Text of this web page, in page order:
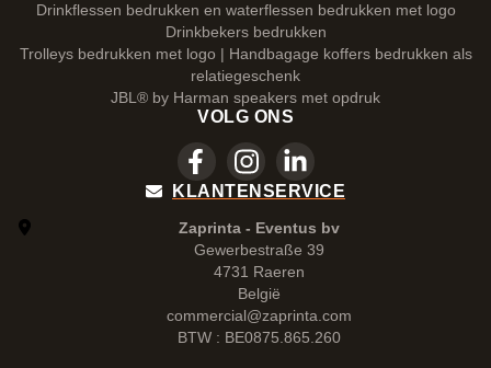
Drinkflessen bedrukken en waterflessen bedrukken met logo
Drinkbekers bedrukken
Trolleys bedrukken met logo | Handbagage koffers bedrukken als
relatiegeschenk
JBL® by Harman speakers met opdruk
VOLG ONS
KLANTENSERVICE
Zaprinta - Eventus bv
Gewerbestraße 39
4731 Raeren
België
commercial@zaprinta.com
BTW : BE0875.865.260